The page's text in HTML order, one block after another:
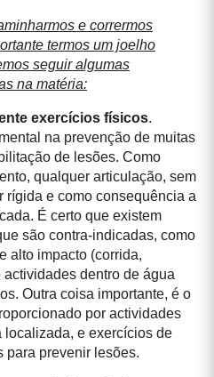
e corrermos
termos um joelho
seguir algumas
na matéria:
exercícios físicos.
na prevenção de muitas
de lesões. Como
qualquer articulação, sem
rígida e como consequência a
É certo que existem
são contra-indicadas, como
alto impacto (corrida,
dentro de água
Outra coisa importante, é o
por actividades
e exercícios de
para prevenir lesões.